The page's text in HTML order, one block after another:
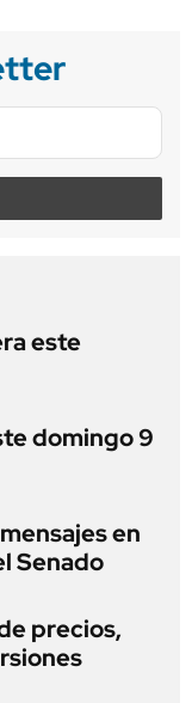
este
domingo 9
en
Senado
precios,